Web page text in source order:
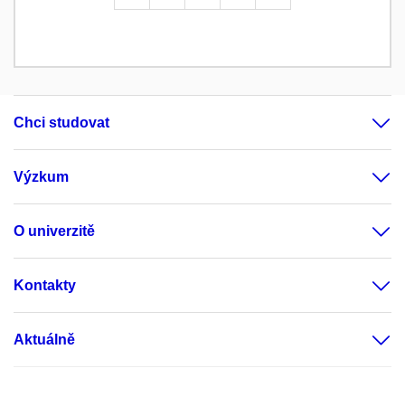
Chci studovat
Výzkum
O univerzitě
Kontakty
Aktuálně